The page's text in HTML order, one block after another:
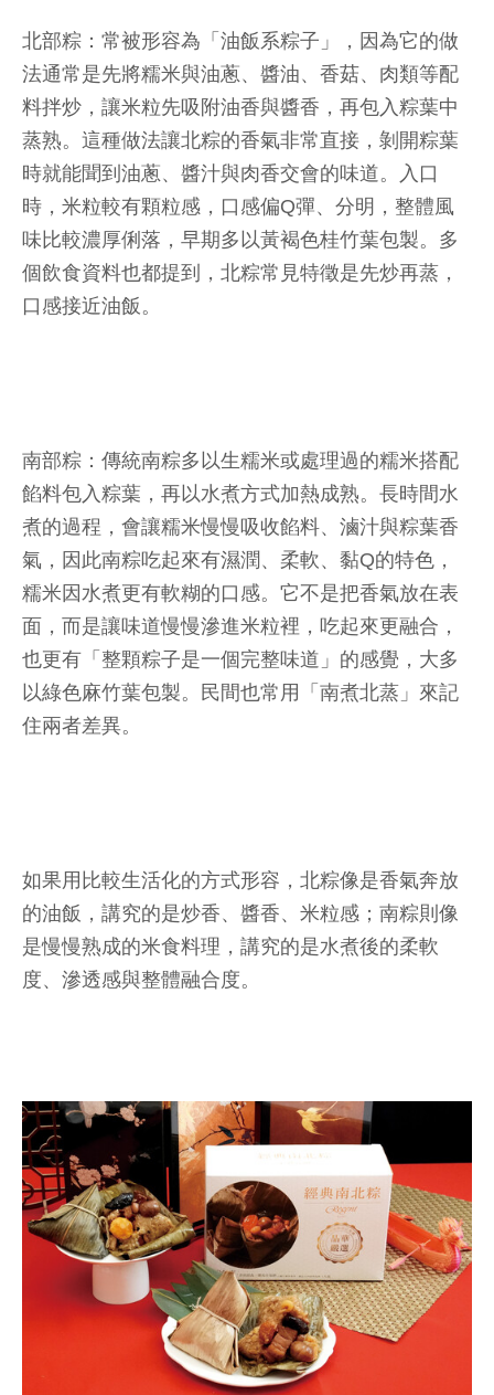
北部粽：常被形容為「油飯系粽子」，因為它的做
法通常是先將糯米與油蔥、醬油、香菇、肉類等配
料拌炒，讓米粒先吸附油香與醬香，再包入粽葉中
蒸熟。這種做法讓北粽的香氣非常直接，剝開粽葉
時就能聞到油蔥、醬汁與肉香交會的味道。入口
時，米粒較有顆粒感，口感偏Q彈、分明，整體風
味比較濃厚俐落，早期多以黃褐色桂竹葉包製。多
個飲食資料也都提到，北粽常見特徵是先炒再蒸，
口感接近油飯。
南部粽：傳統南粽多以生糯米或處理過的糯米搭配
餡料包入粽葉，再以水煮方式加熱成熟。長時間水
煮的過程，會讓糯米慢慢吸收餡料、滷汁與粽葉香
氣，因此南粽吃起來有濕潤、柔軟、黏Q的特色，
糯米因水煮更有軟糊的口感。它不是把香氣放在表
面，而是讓味道慢慢滲進米粒裡，吃起來更融合，
也更有「整顆粽子是一個完整味道」的感覺，大多
以綠色麻竹葉包製。民間也常用「南煮北蒸」來記
住兩者差異。
如果用比較生活化的方式形容，北粽像是香氣奔放
的油飯，講究的是炒香、醬香、米粒感；南粽則像
是慢慢熟成的米食料理，講究的是水煮後的柔軟
度、滲透感與整體融合度。